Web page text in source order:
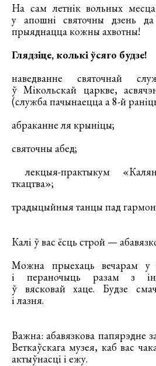
На сам летнік вольных
у апошні святочны дзень
прыяднацца кожны ахвотны!
Глядзіце, колькі ўсяго будзе!
наведванне святочнай
ў Мікольскай царкве,
(служба пачынаецца а 8-й
абраканне ля крыніцы;
святочны абед;
лекцыя-практыкум
ткацтва»;
традыцыйныя танцы пад
Калі ў вас ёсць строй —
Можна прыехаць вечарам у
і пераночыць разам з
ў вясковай хаце. Будзе
і лазня.
Важна: абавязкова папярэдне
Веткаўскага музея, каб вас
актыўнасці і ежу.